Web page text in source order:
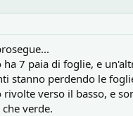
7 paia di foglie, e
stanno perdendo le
rivolte verso il basso, e
verde.